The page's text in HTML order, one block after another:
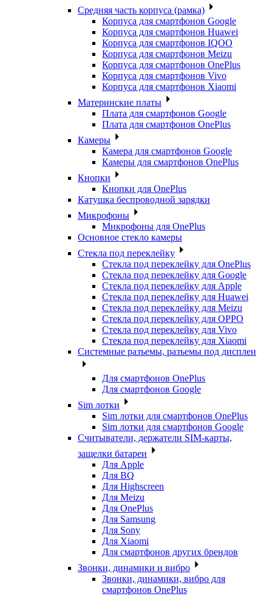
Средняя часть корпуса (рамка)
Корпуса для смартфонов Google
Корпуса для смартфонов Huawei
Корпуса для смартфонов IQOO
Корпуса для смартфонов Meizu
Корпуса для смартфонов OnePlus
Корпуса для смартфонов Vivo
Корпуса для смартфонов Xiaomi
Материнские платы
Плата для смартфонов Google
Плата для смартфонов OnePlus
Камеры
Камера для смартфонов Google
Камеры для смартфонов OnePlus
Кнопки
Кнопки для OnePlus
Катушка беспроводной зарядки
Микрофоны
Микрофоны для OnePlus
Основное стекло камеры
Стекла под переклейку
Стекла под переклейку для OnePlus
Стекла под переклейку для Google
Стекла под переклейку для Apple
Стекла под переклейку для Huawei
Стекла под переклейку для Meizu
Стекла под переклейку для OPPO
Стекла под переклейку для Vivo
Стекла под переклейку для Xiaomi
Системные разъемы, разъемы под дисплеи
Для смартфонов OnePlus
Для смартфонов Google
Sim лотки
Sim лотки для смартфонов OnePlus
Sim лотки для смартфонов Google
Считыватели, держатели SIM-карты,
защелки батареи
Для Apple
Для BQ
Для Highscreen
Для Meizu
Для OnePlus
Для Samsung
Для Sony
Для Xiaomi
Для смартфонов других брендов
Звонки, динамики и вибро
Звонки, динамики, вибро для
смартфонов OnePlus